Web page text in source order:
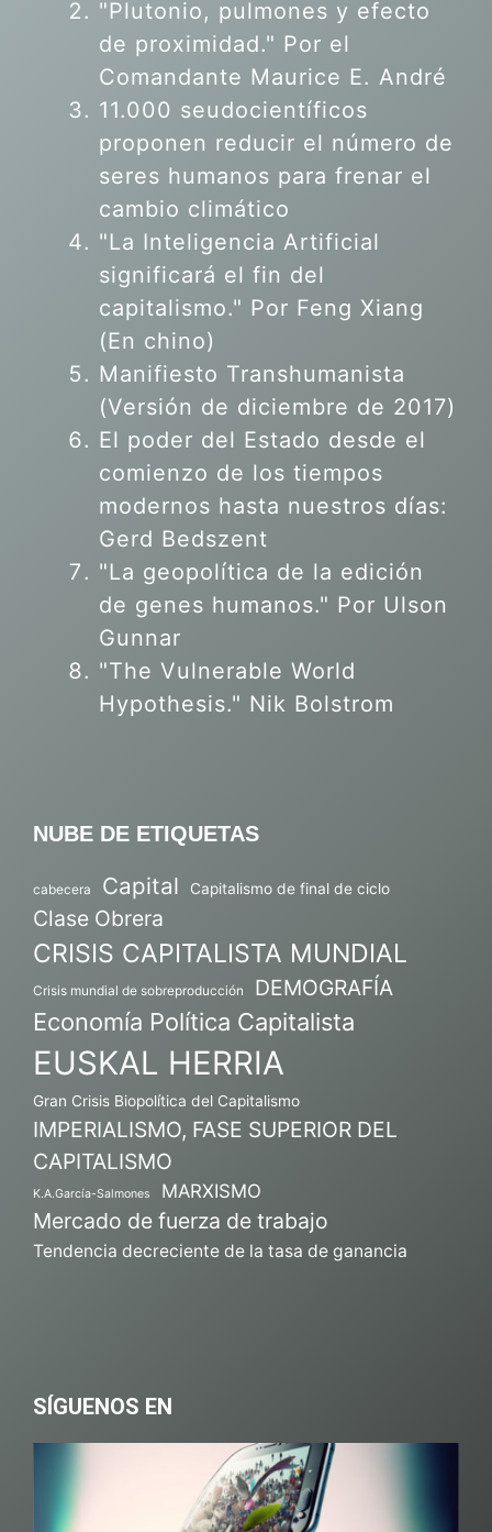
"Plutonio, pulmones y efecto
de proximidad." Por el
Comandante Maurice E. André
11.000 seudocientíficos
proponen reducir el número de
seres humanos para frenar el
cambio climático
"La Inteligencia Artificial
significará el fin del
capitalismo." Por Feng Xiang
(En chino)
Manifiesto Transhumanista
(Versión de diciembre de 2017)
El poder del Estado desde el
comienzo de los tiempos
modernos hasta nuestros días:
Gerd Bedszent
"La geopolítica de la edición
de genes humanos." Por Ulson
Gunnar
"The Vulnerable World
Hypothesis." Nik Bolstrom
NUBE DE ETIQUETAS
cabecera Capital Capitalismo de final de ciclo
Clase Obrera
CRISIS CAPITALISTA MUNDIAL
Crisis mundial de sobreproducción DEMOGRAFÍA
Economía Política Capitalista
EUSKAL HERRIA
Gran Crisis Biopolítica del Capitalismo
IMPERIALISMO, FASE SUPERIOR DEL
CAPITALISMO
K.A.García-Salmones MARXISMO
Mercado de fuerza de trabajo
Tendencia decreciente de la tasa de ganancia
SÍGUENOS EN